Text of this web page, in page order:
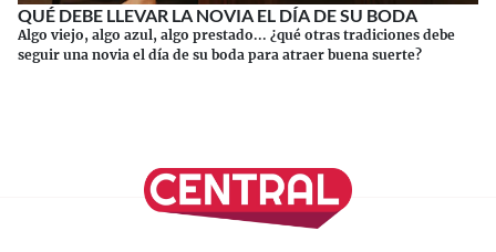
QUÉ DEBE LLEVAR LA NOVIA EL DÍA DE SU BODA
Algo viejo, algo azul, algo prestado... ¿qué otras tradiciones debe
seguir una novia el día de su boda para atraer buena suerte?